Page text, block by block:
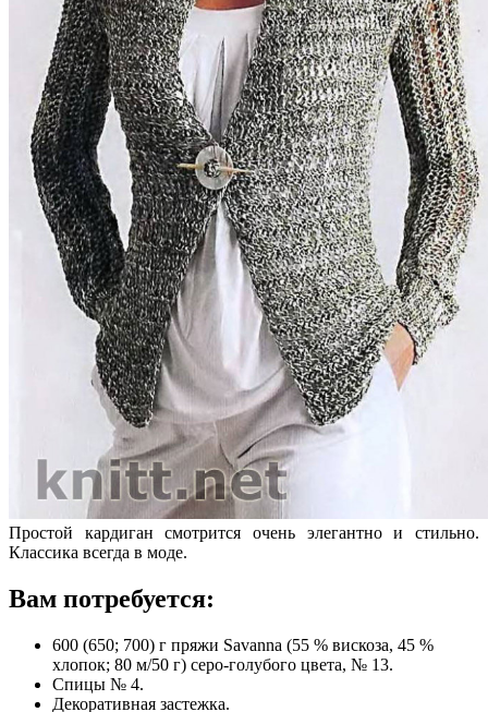
Простой кардиган смотрится очень элегантно и стильно.
Классика всегда в моде.
Вам потребуется:
600 (650; 700) г пряжи Savanna (55 % вискоза, 45 %
хлопок; 80 м/50 г) серо-голубого цвета, № 13.
Спицы № 4.
Декоративная застежка.